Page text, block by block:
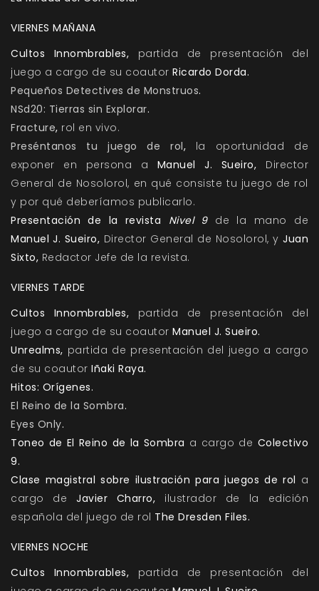
VIERNES MAÑANA
Cultos Innombrables, partida de presentación del
juego a cargo de su coautor Ricardo Dorda.
Pequeños Detectives de Monstruos.
NSd20: Tierras sin Explorar.
Fracture, rol en vivo.
Preséntanos tu juego de rol, la oportunidad de
exponer en persona a Manuel J. Sueiro, Director
General de Nosolorol, en qué consiste tu juego de rol
y por qué deberíamos publicarlo.
Presentación de la revista Nivel 9de la mano de
Manuel J. Sueiro, Director General de Nosolorol, y Juan
Sixto, Redactor Jefe de la revista.
VIERNES TARDE
Cultos Innombrables, partida de presentación del
juego a cargo de su coautor Manuel J. Sueiro.
Unrealms, partida de presentación del juego a cargo
de su coautor Iñaki Raya.
Hitos: Orígenes.
El Reino de la Sombra.
Eyes Only.
Toneo de El Reino de la Sombra a cargo de Colectivo
9.
Clase magistral sobre ilustración para juegos de rol a
cargo deJavier Charro, ilustrador de la edición
española del juego de rol The Dresden Files.
VIERNES NOCHE
Cultos Innombrables, partida de presentación del